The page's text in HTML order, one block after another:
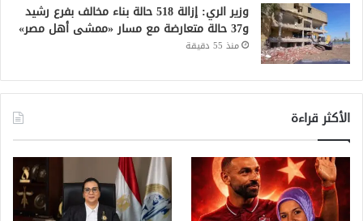
وزير الري: إزالة 518 حالة بناء مخالف بفرع رشيد
و37 حالة متعارضة مع مسار «ممشى أهل مصر»
منذ 55 دقيقة
الأكثر قراءة